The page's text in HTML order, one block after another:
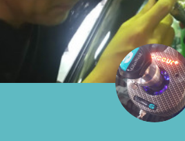
欧州車モールの白サビやシミを落とす！
instagram記事
飛び石ひび割れでヒビ先が伸びた場合は？